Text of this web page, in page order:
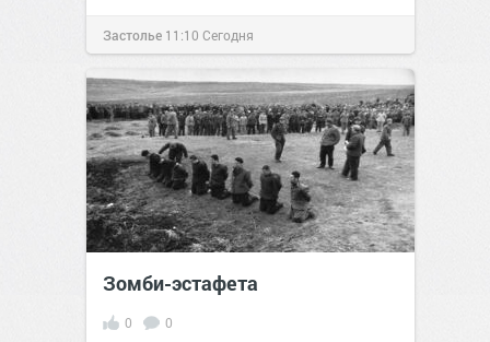
Застолье 11:10 Сегодня
Зомби-эстафета
0 0